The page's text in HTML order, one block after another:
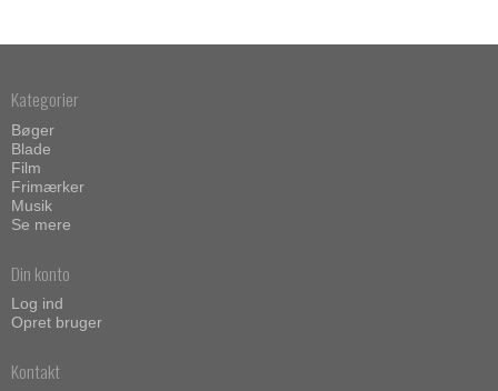
Kategorier
Bøger
Blade
Film
Frimærker
Musik
Se mere
Din konto
Log ind
Opret bruger
Kontakt